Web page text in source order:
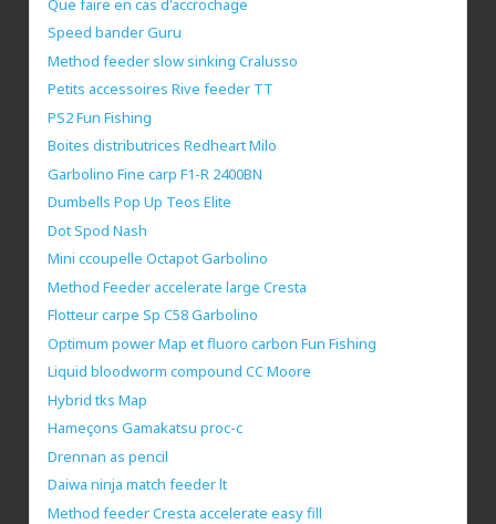
Que faire en cas d'accrochage
Speed bander Guru
Method feeder slow sinking Cralusso
Petits accessoires Rive feeder TT
PS2 Fun Fishing
Boites distributrices Redheart Milo
Garbolino Fine carp F1-R 2400BN
Dumbells Pop Up Teos Elite
Dot Spod Nash
Mini ccoupelle Octapot Garbolino
Method Feeder accelerate large Cresta
Flotteur carpe Sp C58 Garbolino
Optimum power Map et fluoro carbon Fun Fishing
Liquid bloodworm compound CC Moore
Hybrid tks Map
Hameçons Gamakatsu proc-c
Drennan as pencil
Daiwa ninja match feeder lt
Method feeder Cresta accelerate easy fill